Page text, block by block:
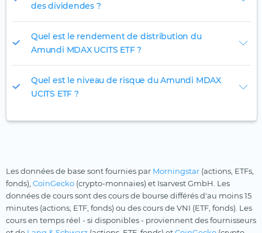
des dividendes ?
Quel est le rendement de distribution du
Amundi MDAX UCITS ETF ?
Quel est le niveau de risque du Amundi MDAX
UCITS ETF ?
Les données de base sont fournies par Morningstar (actions, ETFs,
fonds), CoinGecko (crypto-monnaies) et Isarvest GmbH. Les
données de cours sont des cours de bourse différés d'au moins 15
minutes (actions, ETF, fonds) ou des cours de VNI (ETF, fonds). Les
cours en temps réel - si disponibles - proviennent des fournisseurs